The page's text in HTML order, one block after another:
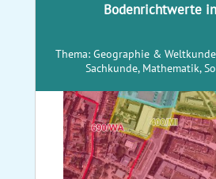
Bodenrichtwerte
Thema: Geographie &
Sachkunde, Mathematik,